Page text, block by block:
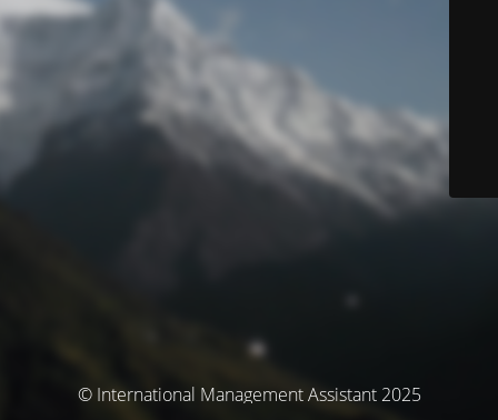
© International Management Assistant 2025